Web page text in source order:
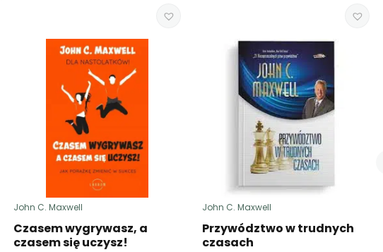
John C. Maxwell
Czasem wygrywasz, a
czasem się uczysz!
John C. Maxwell
Przywództwo w trudnych
czasach